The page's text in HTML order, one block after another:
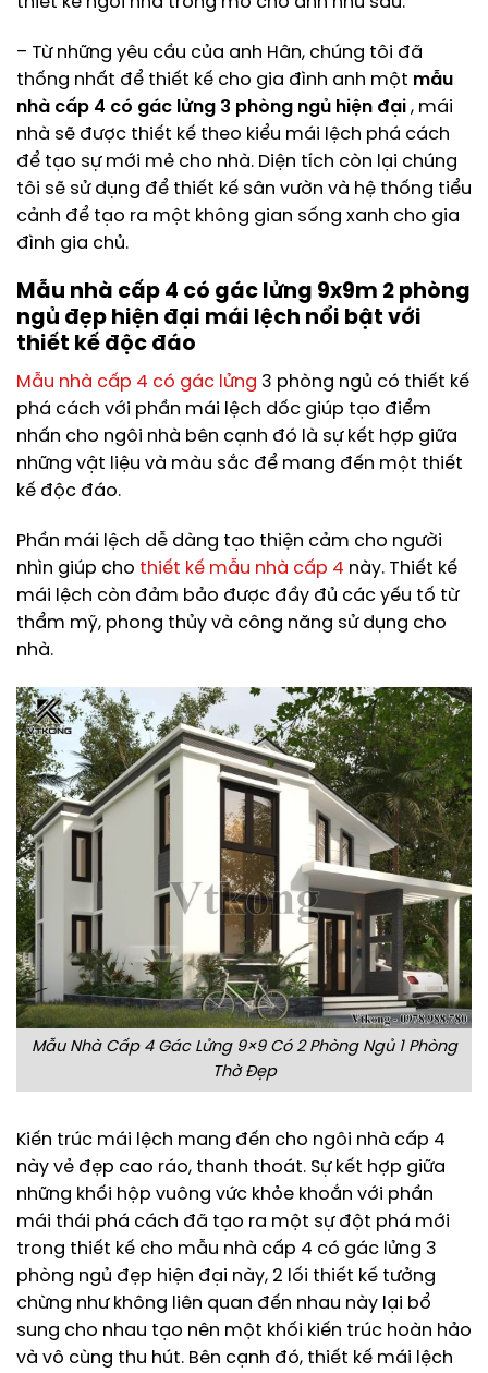
– Từ những yêu cầu của anh Hân, chúng tôi đã
thống nhất để thiết kế cho gia đình anh một mẫu
nhà cấp 4 có gác lửng 3 phòng ngủ hiện đại , mái
nhà sẽ được thiết kế theo kiểu mái lệch phá cách
để tạo sự mới mẻ cho nhà. Diện tích còn lại chúng
tôi sẽ sử dụng để thiết kế sân vườn và hệ thống tiểu
cảnh để tạo ra một không gian sống xanh cho gia
đình gia chủ.
Mẫu nhà cấp 4 có gác lửng 9x9m 2 phòng
ngủ đẹp hiện đại mái lệch nổi bật với
thiết kế độc đáo
Mẫu nhà cấp 4 có gác lửng 3 phòng ngủ có thiết kế
phá cách với phần mái lệch dốc giúp tạo điểm
nhấn cho ngôi nhà bên cạnh đó là sự kết hợp giữa
những vật liệu và màu sắc để mang đến một thiết
kế độc đáo.
Phần mái lệch dễ dàng tạo thiện cảm cho người
nhìn giúp cho thiết kế mẫu nhà cấp 4 này. Thiết kế
mái lệch còn đảm bảo được đầy đủ các yếu tố từ
thẩm mỹ, phong thủy và công năng sử dụng cho
nhà.
Mẫu Nhà Cấp 4 Gác Lửng 9×9 Có 2 Phòng Ngủ 1 Phòng
Thờ Đẹp
Kiến trúc mái lệch mang đến cho ngôi nhà cấp 4
này vẻ đẹp cao ráo, thanh thoát. Sự kết hợp giữa
những khối hộp vuông vức khỏe khoắn với phần
mái thái phá cách đã tạo ra một sự đột phá mới
trong thiết kế cho mẫu nhà cấp 4 có gác lửng 3
phòng ngủ đẹp hiện đại này, 2 lối thiết kế tưởng
chừng như không liên quan đến nhau này lại bổ
sung cho nhau tạo nên một khối kiến trúc hoàn hảo
và vô cùng thu hút. Bên cạnh đó, thiết kế mái lệch